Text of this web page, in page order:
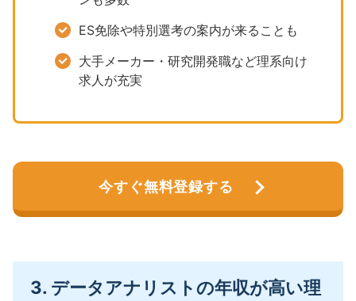
ES免除や特別選考の案内が来ることも
大手メーカー・研究開発職など理系向け
求人が充実
今すぐ無料登録する
3. データアナリストの年収が高い理